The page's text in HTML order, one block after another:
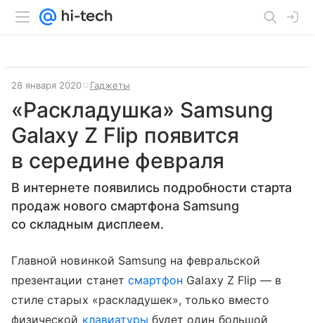
28 января 2020 Гаджеты
«Раскладушка» Samsung
Galaxy Z Flip появится
в середине февраля
В интернете появились подробности старта
продаж нового смартфона Samsung
со складным дисплеем.
Главной новинкой Samsung на февральской
презентации станет смартфон Galaxy Z Flip — в
стиле старых «раскладушек», только вместо
физической клавиатуры будет один большой